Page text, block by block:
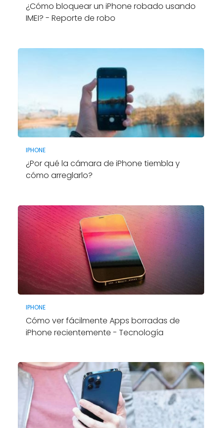
¿Cómo bloquear un iPhone robado usando
IMEI? - Reporte de robo
IPHONE
¿Por qué la cámara de iPhone tiembla y
cómo arreglarlo?
IPHONE
Cómo ver fácilmente Apps borradas de
iPhone recientemente - Tecnología